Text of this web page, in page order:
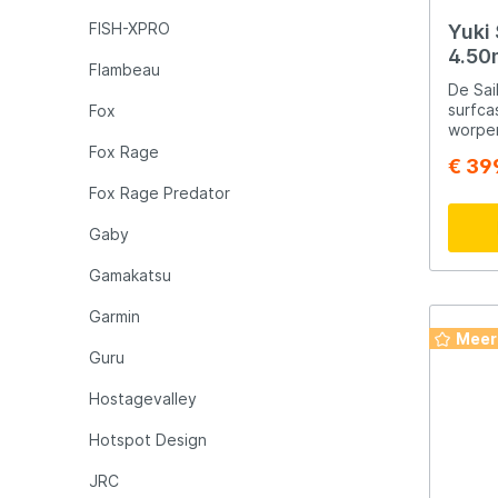
FISH-XPRO
Flambeau
Fox
Fox Rage
Fox Rage Predator
Gaby
Gamakatsu
Garmin
Guru
Hostagevalley
Hotspot Design
JRC
Yuki
De
biedt
actie
gewichten. De
voor
een
Fuji
voor
€